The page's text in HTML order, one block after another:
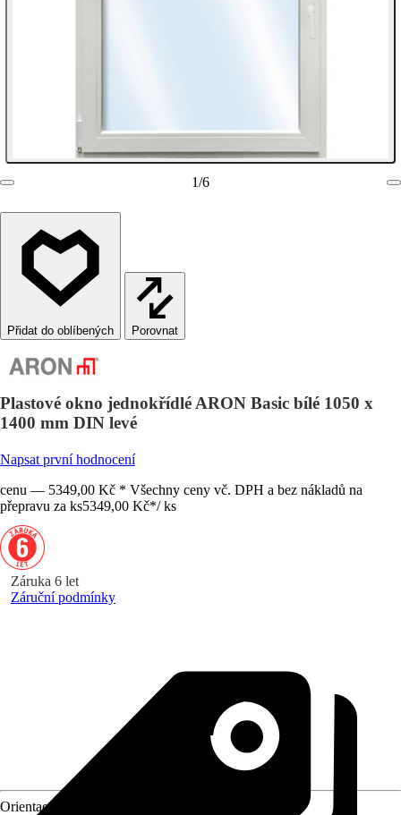
1/6
Porovnat
Plastové okno jednokřídlé ARON Basic bílé 1050 x
1400 mm DIN levé
Napsat první hodnocení
cenu — 5349,00 Kč * Všechny ceny vč. DPH a bez nákladů na
přepravu za ks5349,00 Kč*/ ks
Záruka 6 let
Záruční podmínky
Orientace